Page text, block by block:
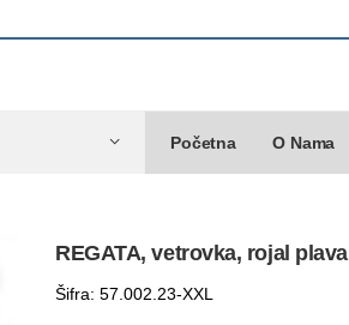
Početna O Nama
REGATA, vetrovka, rojal plava
Šifra: 57.002.23-XXL